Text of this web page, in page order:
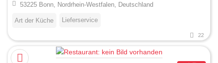
53225 Bonn, Nordrhein-Westfalen, Deutschland
Art der Küche Lieferservice
22